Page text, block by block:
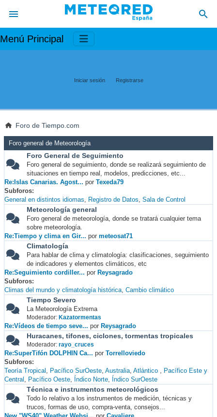
Menú Principal
Iniciar sesión Registrarse
Foro de Tiempo.com
Foro general de Meteorología
Foro General de Seguimiento
Foro general de seguimiento, donde se realizará seguimiento de
situaciones en tiempo real, modelos, predicciones, etc...
Re:Islas Canarias. Agost... por Texeda79
Subforos
General en distintos idiomas
Registro de Datos Sala de Control
Meteorología general
Foro general de meteorología, donde se tratará cualquier tema
sobre meteorología.
Re:Tiempo y clima en Gir... por meteosat71
Climatología
Para hablar de clima y climatología: clasificaciones, seguimiento
de indicadores y elementos climáticos, etc
Re:Seguimiento cordiller... por Reysagrado
Subforos
Climas del mundo y climatología histórica Cambio climático
Tiempo Severo
La Meteorología Extrema
Moderador: Kazatormentas
Re:Vídeos de tiempo seve... por Reysagrado
Huracanes, tifones, ciclones, tormentas tropicales
Moderador: rayo_cruces
Re:SuperTifón DOLPHIN Ca... por Torrelloviedo
Subforos
Teoría Tropical
Pacífico SurOeste Australia Atlántico
Pacífico Este y
Central
Pacífico Oeste Índico Norte Índico SurOeste
Técnica e instrumentos meteorológicos
Todo lo relativo a los instrumentos de medición, técnicas y
trucos, formas de uso, compra-venta, consejos...